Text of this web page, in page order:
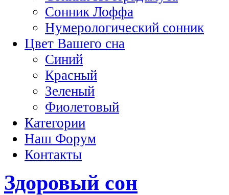
Сонник Лоффа
Нумерологический сонник
Цвет Вашего сна
Синий
Красный
Зеленый
Фиолетовый
Категории
Наш Форум
Контакты
Здоровый сон